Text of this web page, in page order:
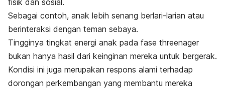
fisik dan sosial.
Sebagai contoh, anak lebih senang berlari-larian atau
berinteraksi dengan teman sebaya.
Tingginya tingkat energi anak pada fase threenager
bukan hanya hasil dari keinginan mereka untuk bergerak.
Kondisi ini juga merupakan respons alami terhadap
dorongan perkembangan yang membantu mereka